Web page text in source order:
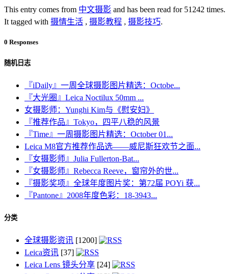
This entry comes from 中文摄影 and has been read for 51242 times.
It tagged with 摄情生活 , 摄影教程 , 摄影技巧.
0 Responses
随机日志
『iDaily』一周全球摄影图片精选：Octobe...
『大光圈』Leica Noctilux 50mm ...
女摄影师：Yunghi Kim与《慰安妇》
『推荐作品』Tokyo，四平八稳的风景
『Time』一周摄影图片精选：October 01...
Leica M8官方推荐作品选——威尼斯狂欢节之面...
『女摄影师』Julia Fullerton-Bat...
『女摄影师』Rebecca Reeve，窗帘外的世...
『摄影奖项』全球年度图片奖：第72届 POYi 获...
『Pantone』2008年度色彩：18-3943...
分类
全球摄影资讯 [1200]
Leica资讯 [37]
Leica Lens 镜头分享 [24]